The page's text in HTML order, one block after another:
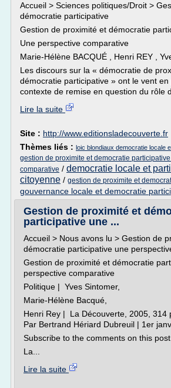
Accueil > Sciences politiques/Droit >
démocratie participative
Gestion de proximité et démocratie
Une perspective comparative
Marie-Hélène BACQUÉ , Henri REY ,
Les discours sur la « démocratie de
démocratie participative » ont le vent
contexte de remise en question du rôle
Lire la suite
Site : http://www.editionsladecouverte.fr
Thèmes liés : loic blondiaux democratie locale
gestion de proximite et democratie
comparative / democratie locale et
citoyenne / gestion de proximite et
gouvernance locale et democratie
Gestion de proximité et
participative une ...
Accueil > Nous avons lu > Gestion de
démocratie participative une
Gestion de proximité et démocratie
perspective comparative
Politique | Yves Sintomer,
Marie-Hélène Bacqué,
Henri Rey | La Découverte, 2005, 314
Par Bertrand Hériard Dubreuil | 1er
Subscribe to the comments on this post
La...
Lire la suite